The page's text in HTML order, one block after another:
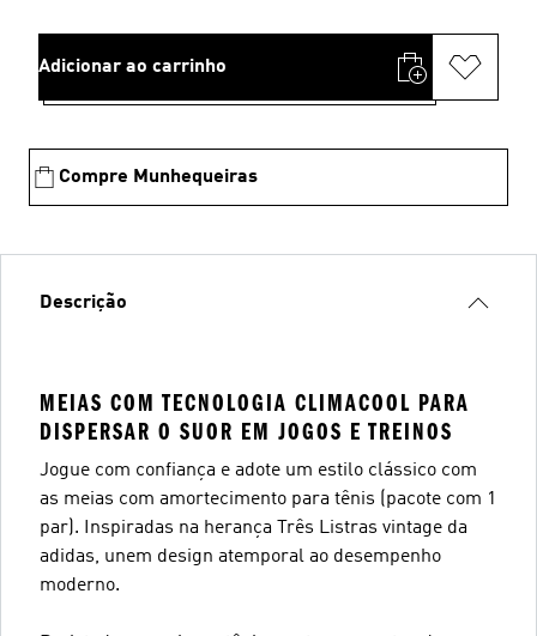
Adicionar ao carrinho
Compre Munhequeiras
Descrição
MEIAS COM TECNOLOGIA CLIMACOOL PARA
DISPERSAR O SUOR EM JOGOS E TREINOS
Jogue com confiança e adote um estilo clássico com
as meias com amortecimento para tênis (pacote com 1
par). Inspiradas na herança Três Listras vintage da
adidas, unem design atemporal ao desempenho
moderno.